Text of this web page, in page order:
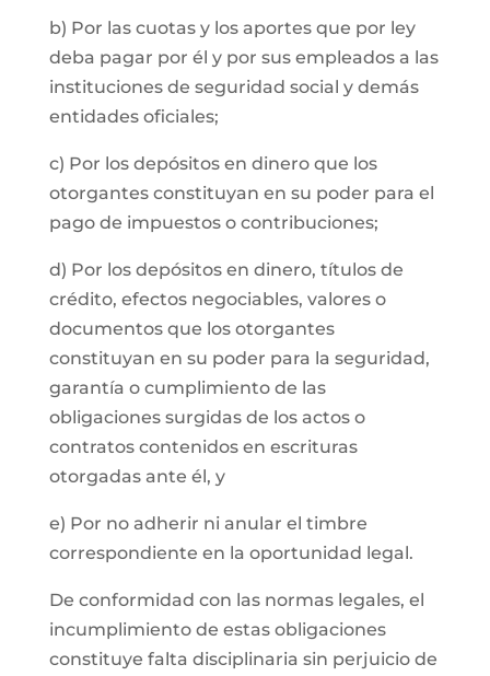
b) Por las cuotas y los aportes que por ley
deba pagar por él y por sus empleados a las
instituciones de seguridad social y demás
entidades oficiales;
c) Por los depósitos en dinero que los
otorgantes constituyan en su poder para el
pago de impuestos o contribuciones;
d) Por los depósitos en dinero, títulos de
crédito, efectos negociables, valores o
documentos que los otorgantes
constituyan en su poder para la seguridad,
garantía o cumplimiento de las
obligaciones surgidas de los actos o
contratos contenidos en escrituras
otorgadas ante él, y
e) Por no adherir ni anular el timbre
correspondiente en la oportunidad legal.
De conformidad con las normas legales, el
incumplimiento de estas obligaciones
constituye falta disciplinaria sin perjuicio de